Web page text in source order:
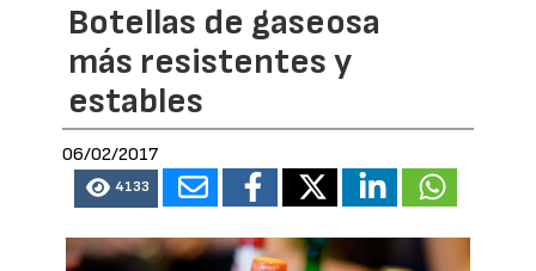
Botellas de gaseosa
más resistentes y
estables
06/02/2017
4133